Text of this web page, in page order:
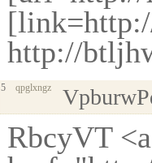
http://
5 qpglxngz
RbcyVT <a